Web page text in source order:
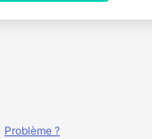
Problème ?